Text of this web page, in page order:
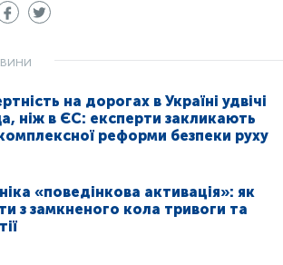
на дорогах в Україні удвічі
ніж в ЄС: експерти закликають
реформи безпеки руху
«поведінкова активація»: як
з замкненого кола тривоги та